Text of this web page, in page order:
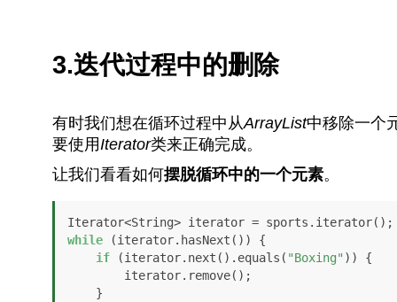
3.迭代过程中的删除
有时我们想在循环过程中从ArrayList中移除一个
要使用 Iterator类来正确完成。
让我们看看如何摆脱循环中的一个元素。
while (iterator.hasNext()) {
if (iterator.next().equals( "Boxing" )) {